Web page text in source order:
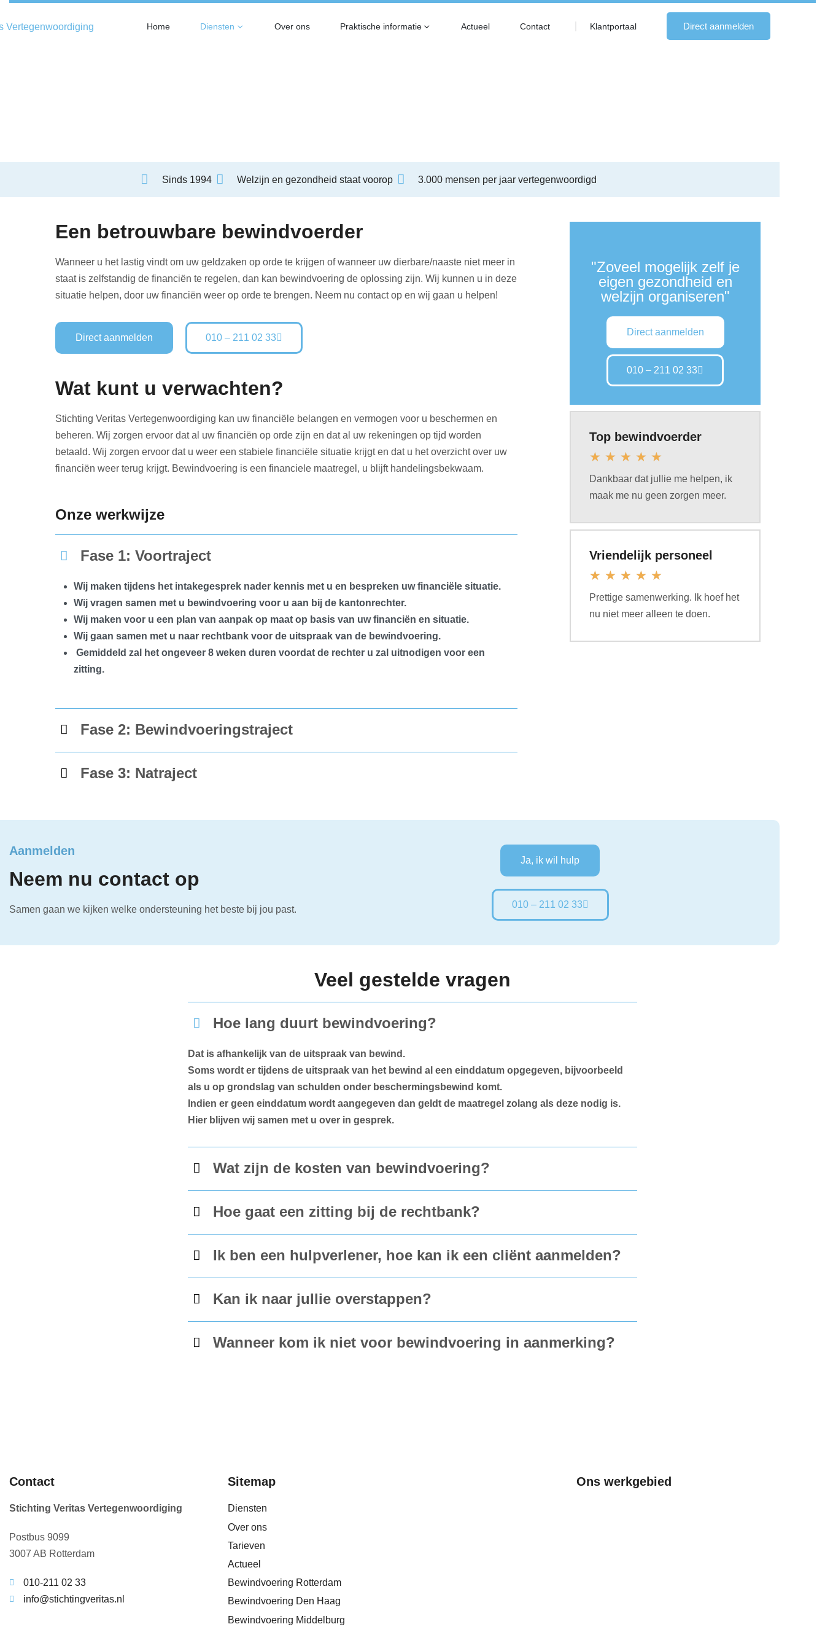
Home Diensten Over ons Praktische informatie Actueel Contact Klantportaal Direct aanmelden
Sinds 1994 Welzijn en gezondheid staat voorop 3.000 mensen per jaar vertegenwoordigd
Een betrouwbare bewindvoerder
Wanneer u het lastig vindt om uw geldzaken op orde te krijgen of wanneer uw dierbare/naaste niet meer in
staat is zelfstandig de financiën te regelen, dan kan bewindvoering de oplossing zijn. Wij kunnen u in deze
situatie helpen, door uw financiën weer op orde te brengen. Neem nu contact op en wij gaan u helpen!
Direct aanmelden 010 – 211 02 33
Wat kunt u verwachten?
Stichting Veritas Vertegenwoordiging kan uw financiële belangen en vermogen voor u beschermen en
beheren. Wij zorgen ervoor dat al uw financiën op orde zijn en dat al uw rekeningen op tijd worden
betaald. Wij zorgen ervoor dat u weer een stabiele financiële situatie krijgt en dat u het overzicht over uw
financiën weer terug krijgt. Bewindvoering is een financiele maatregel, u blijft handelingsbekwaam.
Onze werkwijze
Fase 1: Voortraject
Wij maken tijdens het intakegesprek nader kennis met u en bespreken uw financiële situatie.
Wij vragen samen met u bewindvoering voor u aan bij de kantonrechter.
Wij maken voor u een plan van aanpak op maat op basis van uw financiën en situatie.
Wij gaan samen met u naar rechtbank voor de uitspraak van de bewindvoering.
Gemiddeld zal het ongeveer 8 weken duren voordat de rechter u zal uitnodigen voor een
zitting.
Fase 2: Bewindvoeringstraject
Fase 3: Natraject
"Zoveel mogelijk zelf je
eigen gezondheid en
welzijn organiseren"
Direct aanmelden
010 – 211 02 33
Top bewindvoerder
★ ★ ★ ★ ★
Dankbaar dat jullie me helpen, ik
maak me nu geen zorgen meer.
Vriendelijk personeel
★ ★ ★ ★ ★
Prettige samenwerking. Ik hoef het
nu niet meer alleen te doen.
Aanmelden
Neem nu contact op
Samen gaan we kijken welke ondersteuning het beste bij jou past.
Ja, ik wil hulp
010 – 211 02 33
Veel gestelde vragen
Hoe lang duurt bewindvoering?
Dat is afhankelijk van de uitspraak van bewind.
Soms wordt er tijdens de uitspraak van het bewind al een einddatum opgegeven, bijvoorbeeld
als u op grondslag van schulden onder beschermingsbewind komt.
Indien er geen einddatum wordt aangegeven dan geldt de maatregel zolang als deze nodig is.
Hier blijven wij samen met u over in gesprek.
Wat zijn de kosten van bewindvoering?
Hoe gaat een zitting bij de rechtbank?
Ik ben een hulpverlener, hoe kan ik een cliënt aanmelden?
Kan ik naar jullie overstappen?
Wanneer kom ik niet voor bewindvoering in aanmerking?
Contact
Stichting Veritas Vertegenwoordiging
Postbus 9099
3007 AB Rotterdam
010-211 02 33
info@stichtingveritas.nl
Sitemap
Diensten
Over ons
Tarieven
Actueel
Bewindvoering Rotterdam
Bewindvoering Den Haag
Bewindvoering Middelburg
Ons werkgebied